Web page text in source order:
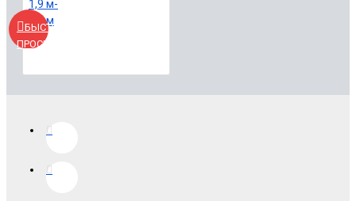
БЫСТРЫЙ
ПРОСМОТР